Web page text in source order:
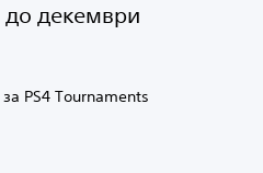
до декември
PS4 Tournaments